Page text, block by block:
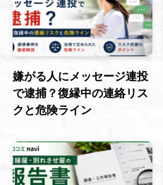
嫌がる人にメッセージ連投
で逮捕？復縁中の連絡リス
クと危険ライン